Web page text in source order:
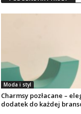
Moda i styl
Charmsy pozłacane –
dodatek do każdej